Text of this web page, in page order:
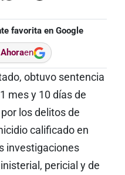
favorita en Google
en
obtuvo sentencia
mes y 10 días de
los delitos de
calificado en
investigaciones
pericial y de